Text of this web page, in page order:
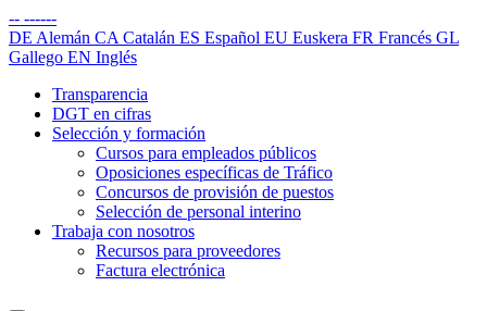
-- ------
DE Alemán CA Catalán ES Español EU Euskera FR Francés GL
Gallego EN Inglés
Transparencia
DGT en cifras
Selección y formación
Cursos para empleados públicos
Oposiciones específicas de Tráfico
Concursos de provisión de puestos
Selección de personal interino
Trabaja con nosotros
Recursos para proveedores
Factura electrónica